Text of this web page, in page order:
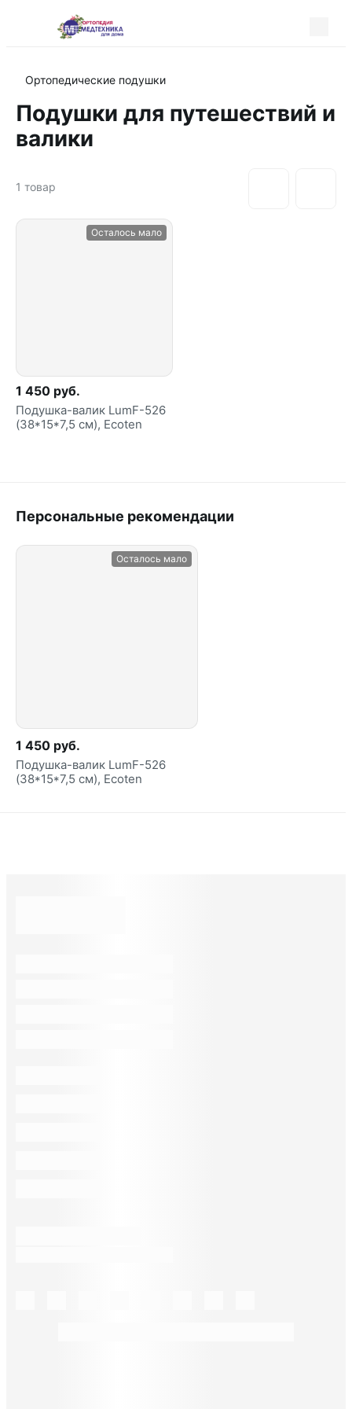
Ортопедические подушки
Подушки для путешествий и
валики
1 товар
Осталось мало
1 450 руб.
Подушка-валик LumF-526
(38*15*7,5 см), Ecoten
Персональные рекомендации
Осталось мало
1 450 руб.
Подушка-валик LumF-526
(38*15*7,5 см), Ecoten